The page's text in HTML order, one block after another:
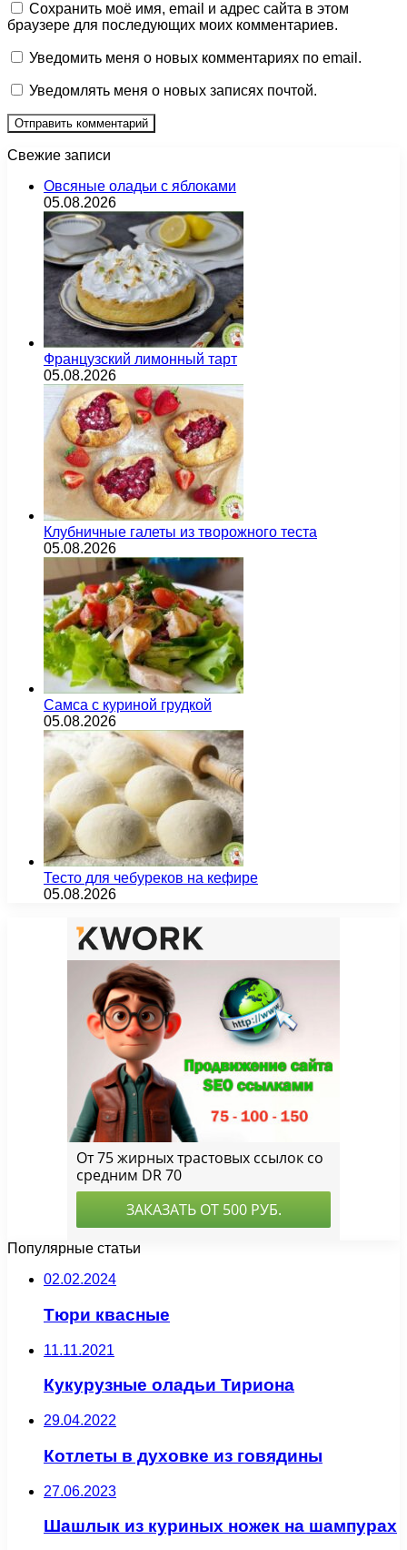
Сохранить моё имя, email и адрес сайта в этом
браузере для последующих моих комментариев.
Уведомить меня о новых комментариях по email.
Уведомлять меня о новых записях почтой.
Свежие записи
Овсяные оладьи с яблоками
05.08.2026
Французский лимонный тарт
05.08.2026
Клубничные галеты из творожного теста
05.08.2026
Самса с куриной грудкой
05.08.2026
Тесто для чебуреков на кефире
05.08.2026
Популярные статьи
02.02.2024
Тюри квасные
11.11.2021
Кукурузные оладьи Тириона
29.04.2022
Котлеты в духовке из говядины
27.06.2023
Шашлык из куриных ножек на шампурах